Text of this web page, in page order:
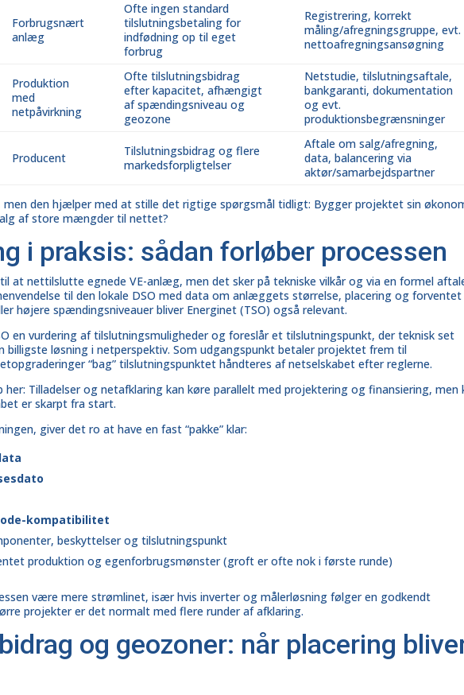
Forbrugsnært
anlæg
Ofte ingen standard
tilslutningsbetaling for
indfødning op til eget
forbrug
Registrering, korrekt
måling/afregningsgruppe, evt.
nettoafregningsansøgning
Produktion
med
netpåvirkning
Ofte tilslutningsbidrag
efter kapacitet, afhængigt
af spændingsniveau og
geozone
Netstudie, tilslutningsaftale,
bankgaranti, dokumentation
og evt.
produktionsbegrænsninger
Producent
Tilslutningsbidrag og flere
markedsforpligtelser
Aftale om salg/afregning,
data, balancering via
aktør/samarbejdspartner
men den hjælper med at stille det rigtige spørgsmål tidligt: Bygger projektet sin
af store mængder til nettet?
i praksis: sådan forløber processen
at nettilslutte egnede VE-anlæg, men det sker på tekniske vilkår og via en formel
til den lokale DSO med data om anlæggets størrelse, placering og forventet
højere spændingsniveauer bliver Energinet (TSO) også relevant.
en vurdering af tilslutningsmuligheder og foreslår et tilslutningspunkt, der teknisk set
billigste løsning i netperspektiv. Som udgangspunkt betaler projektet frem til
“bag” tilslutningspunktet håndteres af netselskabet efter reglerne.
Tilladelser og netafklaring kan køre parallelt med projektering ogfinansiering, men
er skarpt fra start.
giver det ro at have en fast “pakke” klar:
kompatibilitet
beskyttelser og tilslutningspunkt
produktion og egenforbrugsmønster (groft er ofte nok i første runde)
være mere strømlinet, især hvis inverter og målerløsning følger en godkendt
projekter er det normalt med flere runder af afklaring.
og geozoner: når placering